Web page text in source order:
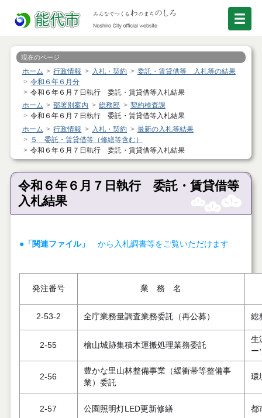
現在のページ
ホーム 行政情報 入札・契約
委託・賃貸借等 入札等の結果
令和６年６月分
令和６年６月７日執行 委託・賃貸借等入札結果
ホーム
部署別案内 総務部
契約検査課
令和６年６月７日執行 委託・賃貸借等入札結果
ホーム
行政情報 入札・契約
最新の入札等結果
５ 委託・賃貸借等（修繕等含む）
令和６年６月７日執行 委託・賃貸借等入札結果
令和６年６月７日執行 委託・賃貸借等
入札結果
●「関連ファイル」 から入札調書等をご覧いただけます
発注番号 業 務 名
2-53-2 全庁業務量調査業務委託（再公募） 総
2-55 檜山城跡集積木運搬処理業務委託
生
ー
2-56
豊かな里山林整備事業（緩衝帯等整備事
業）委託
環
2-57 公園照明灯LED更新修繕 都